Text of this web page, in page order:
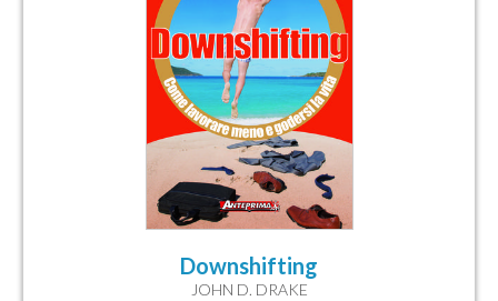
Downshifting
JOHN D. DRAKE